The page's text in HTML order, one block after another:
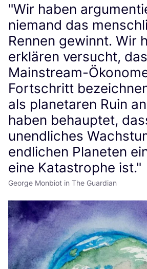
"Wir haben
niemand das
Rennen gewinnt. Wir
erklären versucht,
Mainstream-
Fortschritt
als planetaren Ruin
haben behauptet,
unendliches
endlichen Planeten
eine Katastrophe ist."
George Monbiot in The Guardian